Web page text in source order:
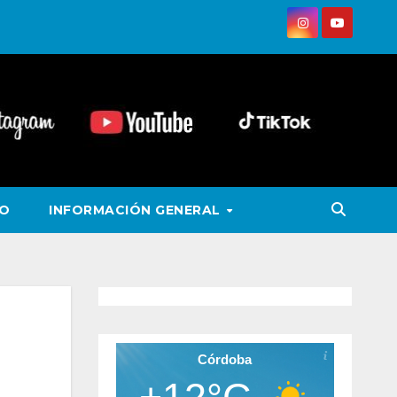
INFORMACIÓN GENERAL
Córdoba